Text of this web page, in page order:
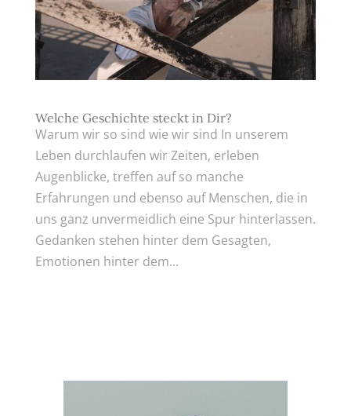
Welche Geschichte steckt in Dir?
Warum wir so sind wie wir sind In unserem
Leben durchlaufen wir Zeiten, erleben
Augenblicke, treffen auf so manche
Erfahrungen und ebenso auf Menschen, die in
uns ganz unvermeidlich eine Spur hinterlassen.
Gedanken stehen hinter dem Gesagten,
Emotionen hinter dem...